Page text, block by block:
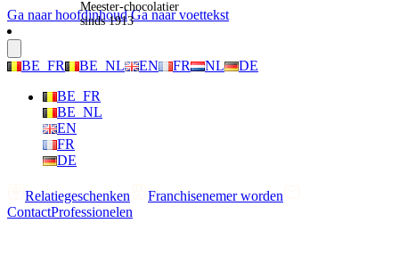
Ga naar hoofdinhoud Ga naar voettekst
BE_FR BE_NL EN FR NL
DE
BE_FR
BE_NL
EN
FR
DE
Relatiegeschenken
Franchisenemer worden
ContactProfessionelen
Meester-chocolatier
sinds 1913